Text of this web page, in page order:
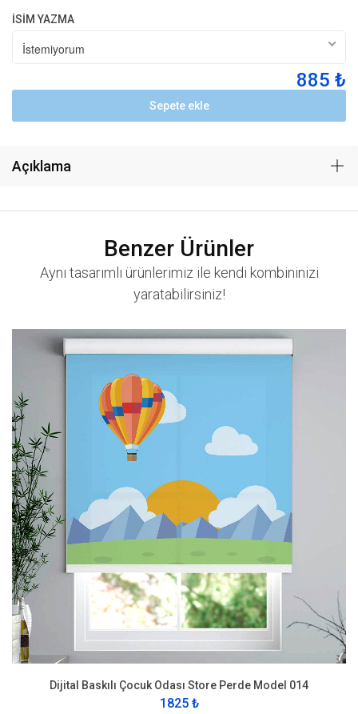
İSİM YAZMA
İstemiyorum
885 ₺
Sepete ekle
Açıklama
Benzer Ürünler
Aynı tasarımlı ürünlerimiz ile kendi kombininizi
yaratabilirsiniz!
Dijital Baskılı Çocuk Odası Store Perde Model 014
1825 ₺